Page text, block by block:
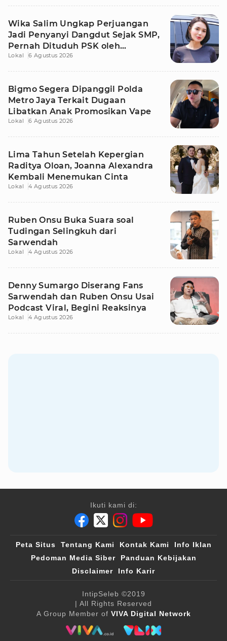
Wika Salim Ungkap Perjuangan
Jadi Penyanyi Dangdut Sejak SMP,
Pernah Dituduh PSK oleh
Tetangga
Lokal 6 Agustus 2026
Bigmo Segera Dipanggil Polda
Metro Jaya Terkait Dugaan
Libatkan Anak Promosikan Vape
Lokal 6 Agustus 2026
Lima Tahun Setelah Kepergian
Raditya Oloan, Joanna Alexandra
Kembali Menemukan Cinta
Lokal 4 Agustus 2026
Ruben Onsu Buka Suara soal
Tudingan Selingkuh dari
Sarwendah
Lokal 4 Agustus 2026
Denny Sumargo Diserang Fans
Sarwendah dan Ruben Onsu Usai
Podcast Viral, Begini Reaksinya
Lokal 4 Agustus 2026
Ikuti kami di:
Peta Situs Tentang Kami Kontak Kami
Info Iklan
Pedoman Media Siber
Panduan Kebijakan
Disclaimer
Info Karir
IntipSeleb ©2019
| All Rights Reserved
A Group Member of VIVA Digital Network